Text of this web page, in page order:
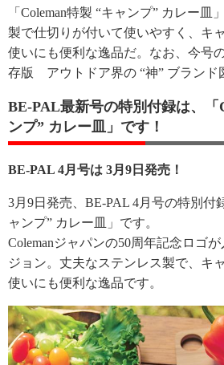
「Coleman特製 “キャンプ” カレー皿
製で仕切りが付いて使いやすく、キ
使いにも便利な逸品だ。なお、今号
存版 アウトドア界の “神” ブランド
BE-PAL最新号の特別付録は、「
ンプ” カレー皿」です！
BE-PAL 4月号は 3月9日発売！
3月9日発売、BE-PAL 4月号の特別付
ャンプ” カレー皿」です。
Colemanジャパンの50周年記念ロゴ
ジョン。丈夫なステンレス製で、キ
使いにも便利な逸品です。